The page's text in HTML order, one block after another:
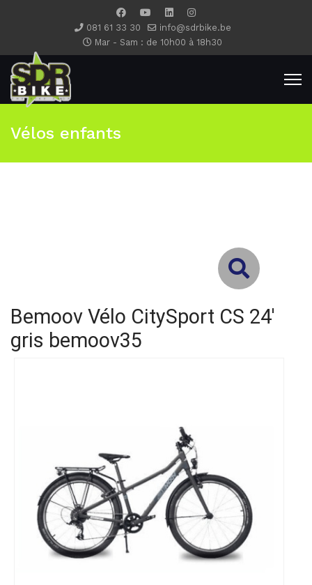
081 61 33 30
info@sdrbike.be
Mar - Sam : de 10h00 à 18h30
Vélos enfants
Bemoov Vélo CitySport CS 24'
gris bemoov35